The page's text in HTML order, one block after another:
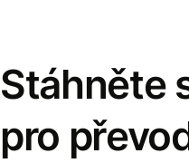
Stáhněte
pro